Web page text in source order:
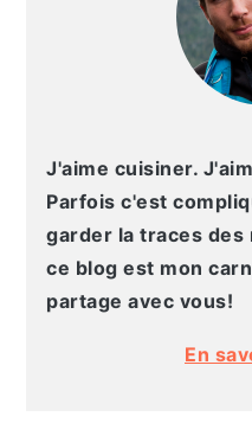
J'aime cuisiner.
Parfois c'est
garder la traces
ce blog est mon
partage avec vous!
En